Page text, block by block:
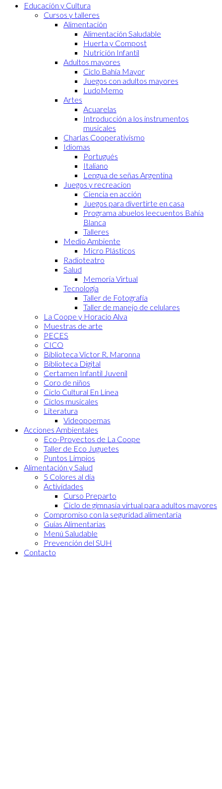
Educación y Cultura
Cursos y talleres
Alimentación
Alimentación Saludable
Huerta y Compost
Nutrición Infantil
Adultos mayores
Ciclo Bahía Mayor
Juegos con adultos mayores
LudoMemo
Artes
Acuarelas
Introducción a los instrumentos
musicales
Charlas Cooperativismo
Idiomas
Portugués
Italiano
Lengua de señas Argentina
Juegos y recreacion
Ciencia en acción
Juegos para divertirte en casa
Programa abuelos leecuentos Bahía
Blanca
Talleres
Medio Ambiente
Micro Plásticos
Radioteatro
Salud
Memoria Virtual
Tecnología
Taller de Fotografía
Taller de manejo de celulares
La Coope y Horacio Alva
Muestras de arte
PECES
CICO
Biblioteca Víctor R. Maronna
Biblioteca Digital
Certamen Infantil Juvenil
Coro de niños
Ciclo Cultural En Línea
Ciclos musicales
Literatura
Videopoemas
Acciones Ambientales
Eco-Proyectos de La Coope
Taller de Eco Juguetes
Puntos Limpios
Alimentación y Salud
5 Colores al día
Actividades
Curso Preparto
Ciclo de gimnasia virtual para adultos mayores
Compromiso con la seguridad alimentaria
Guías Alimentarias
Menú Saludable
Prevención del SUH
Contacto